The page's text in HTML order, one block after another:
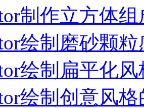
制作立方体组
绘制磨砂颗粒
绘制扁平化风
绘制创意风格